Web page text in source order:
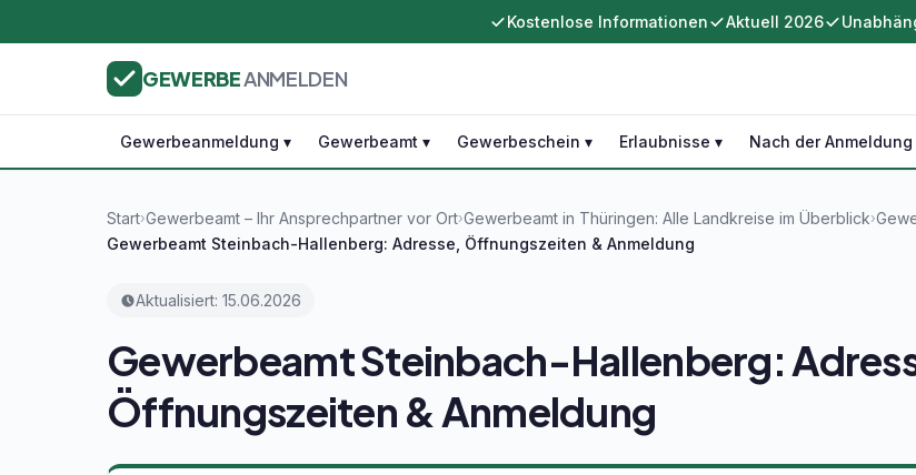
Kostenlose Informationen Aktuell 2026
GEWERBEANMELDEN
Gewerbeanmeldung ▾ Gewerbeamt ▾ Gewerbeschein ▾ Erlaubnisse ▾ Nach der Anmeldung
Start›Gewerbeamt – Ihr Ansprechpartner vor Ort›Gewerbeamt in Thüringen: Alle Landkreise im Überblick›
Gewerbeamt Steinbach-Hallenberg: Adresse, Öffnungszeiten & Anmeldung
Aktualisiert: 15.06.2026
Gewerbeamt Steinbach-Hallenberg:
Öffnungszeiten & Anmeldung